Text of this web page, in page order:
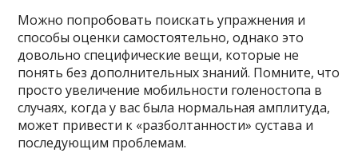
Можно попробовать поискать упражнения и
способы оценки самостоятельно, однако это
довольно специфические вещи, которые не
понять без дополнительных знаний. Помните, что
просто увеличение мобильности голеностопа в
случаях, когда у вас была нормальная амплитуда,
может привести к «разболтанности» сустава и
последующим проблемам.